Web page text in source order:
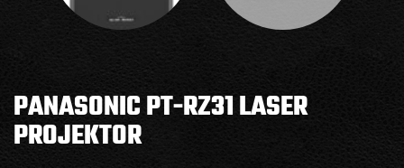
PANASONIC PT-RZ31 LASER
PROJEKTOR